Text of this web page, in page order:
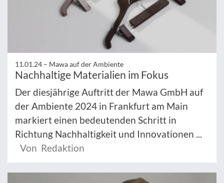
11.01.24 – Mawa auf der Ambiente
Nachhaltige Materialien im Fokus
Der diesjährige Auftritt der Mawa GmbH auf
der Ambiente 2024 in Frankfurt am Main
markiert einen bedeutenden Schritt in
Richtung Nachhaltigkeit und Innovationen ...
Von Redaktion